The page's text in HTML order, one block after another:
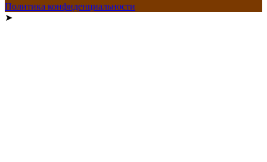
Политика конфиденциальности
➤